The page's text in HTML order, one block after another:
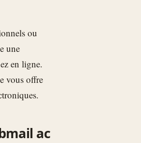
ou
une
en ligne.
vous offre
ac